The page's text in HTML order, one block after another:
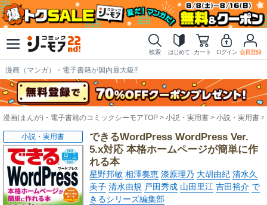
検索 はじめて カート ログイン 会員登録
漫画（マンガ）・電子書籍が国内最大級!!
漫画(まんが)・電子書籍のコミックシーモアTOP 小説・実用書 小説・実用書
できるWordPress WordPress Ver.
5.x対応 本格ホームページが簡単に作
れる本
星野邦敏 相澤奏恵 漆原理乃 大胡由紀 清水久
美子 清水由規 戸田秀成 山田里江 吉田裕介 で
きるシリーズ編集部
小説・実用書